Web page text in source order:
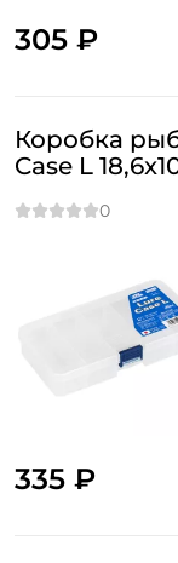
305 ₽
Коробка
Case L
335 ₽